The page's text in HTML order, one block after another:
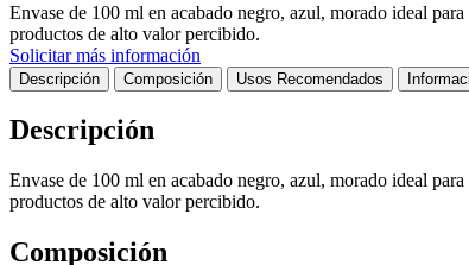
Envase de 100 ml en acabado negro, azul, morado ideal
productos de alto valor percibido.
Solicitar más información
Descripción Composición Usos Recomendados
Descripción
Envase de 100 ml en acabado negro, azul, morado ideal
productos de alto valor percibido.
Composición